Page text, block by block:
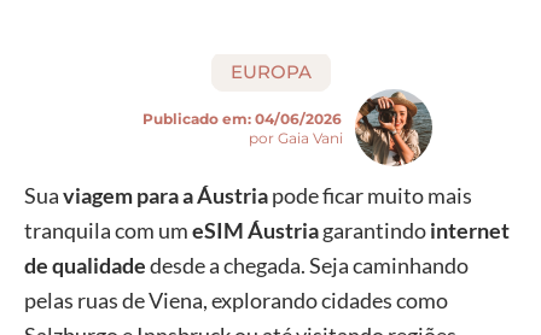
EUROPA
Publicado em: 04/06/2026
por Gaia Vani
Suaviagem para a Áustriapode ficar muito mais
tranquila com umeSIM Áustriagarantindointernet
de qualidadedesde a chegada. Seja caminhando
pelas ruas de Viena, explorando cidades como